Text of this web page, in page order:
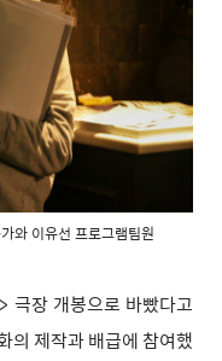
와 이유선 프로그램팀원
극장 개봉으로 바빴다고
의 제작과 배급에 참여했